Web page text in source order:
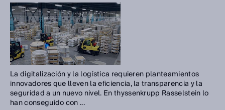
La digitalización y la logística requieren planteamientos
innovadores que lleven la eficiencia, la transparencia y la
seguridad a un nuevo nivel. En thyssenkrupp Rasselstein lo
han conseguido con ...